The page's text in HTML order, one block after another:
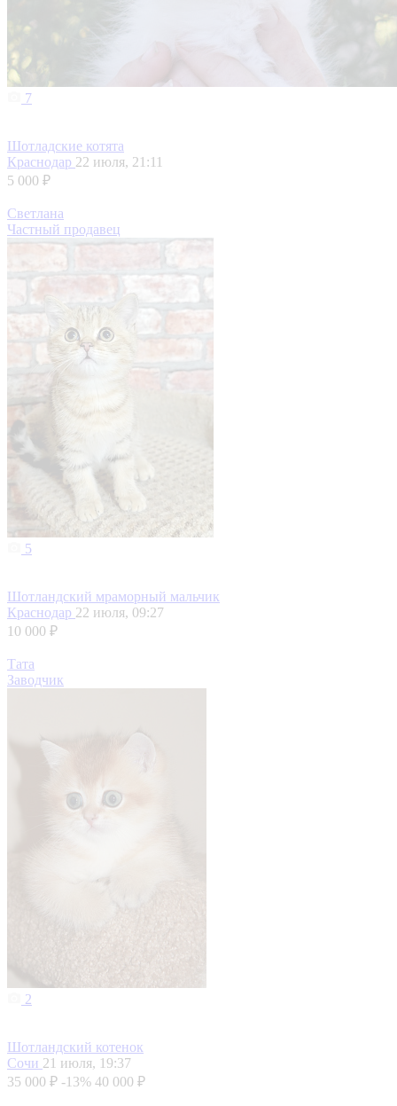
7
Шотладские котята
Краснодар 22 июля, 21:11
5 000 ₽
Светлана
Частный продавец
5
Шотландский мраморный мальчик
Краснодар 22 июля, 09:27
10 000 ₽
Тата
Заводчик
2
Шотландский котенок
Сочи 21 июля, 19:37
35 000 ₽ -13% 40 000 ₽